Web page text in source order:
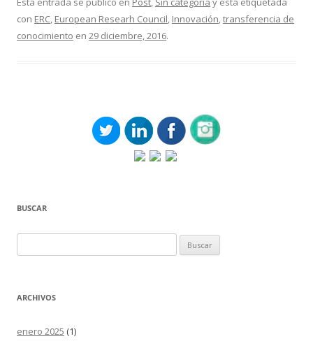
con ERC, European Researh Council, Innovación,transferencia de
conocimiento en 29 diciembre, 2016.
BUSCAR
ARCHIVOS
enero 2025 (1)